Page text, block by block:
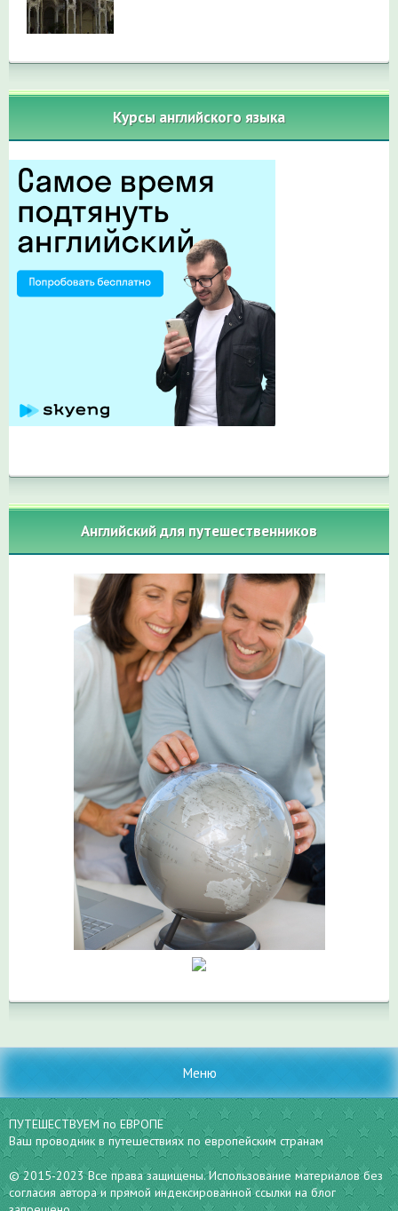
Курсы английского языка
Английский для путешественников
Меню
ПУТЕШЕСТВУЕМ по ЕВРОПЕ
Ваш проводник в путешествиях по европейским странам
© 2015-2023 Все права защищены. Использование материалов без
согласия автора и прямой индексированной ссылки на блог